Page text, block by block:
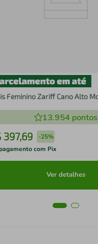
Feminino Zariff Cano Alto
13.954 pontos
397,69 -25%
com Pix
Ver detalhes